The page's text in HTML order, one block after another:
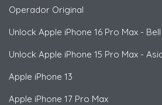
Operador Original
Unlock Apple iPhone 16 Pro Max -
Unlock Apple iPhone 15 Pro Max -
Apple iPhone 13
Apple iPhone 17 Pro Max